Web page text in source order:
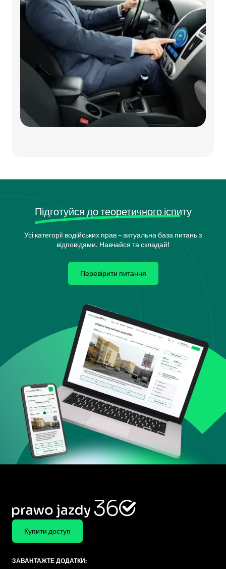
Підготуйся до теоретичного іспиту
Усі категорії водійських прав – актуальна база питань з
відповідями. Навчайся та складай!
Перевірити питання
Купити доступ
ЗАВАНТАЖТЕ ДОДАТКИ: